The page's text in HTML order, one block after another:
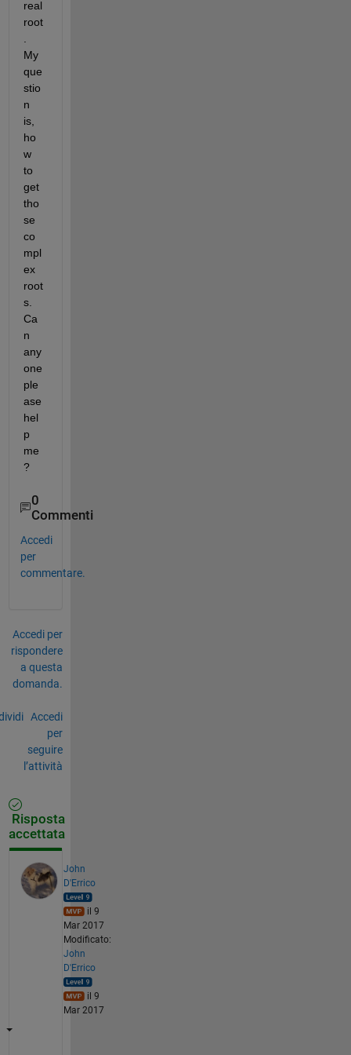
real
root
My
que
stio
n
is,
ho
w
to
get
tho
se
co
mpl
ex
root
s.
Ca
n
any
one
ple
ase
hel
p
me
?
0
Commenti
Accedi
per
commentare.
Accedi per
rispondere
a questa
domanda.
Accedi
per
seguire
l’attività
Risposta
accettata
John
D'Errico
il 9
Mar 2017
Modificato:
John
D'Errico
il 9
Mar 2017